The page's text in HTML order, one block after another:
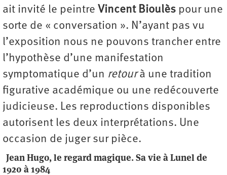
ait invité le peintre Vincent Bioulès pour une
sorte de « conversation ». N’ayant pas vu
l’exposition nous ne pouvons trancher entre
l’hypothèse d’une manifestation
symptomatique d’un retourà une tradition
figurative académique ou une redécouverte
judicieuse. Les reproductions disponibles
autorisent les deux interprétations. Une
occasion de juger sur pièce.
Jean Hugo, le regard magique. Sa vie à Lunel de
1920 à 1984